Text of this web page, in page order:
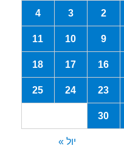
2
3
4
9
10
11
16
17
18
23
24
25
30
יול »